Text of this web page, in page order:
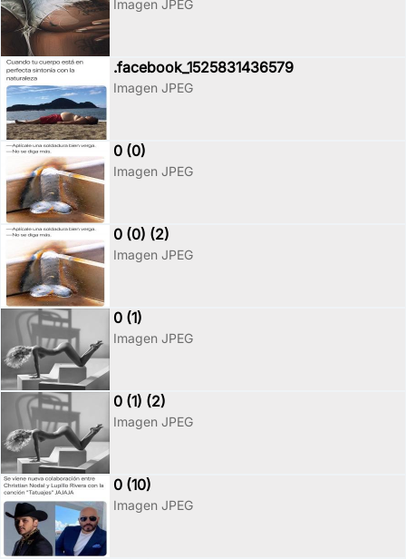
Imagen JPEG
.facebook_1525831436579
Imagen JPEG
0 (0)
Imagen JPEG
0 (0) (2)
Imagen JPEG
0 (1)
Imagen JPEG
0 (1) (2)
Imagen JPEG
0 (10)
Imagen JPEG